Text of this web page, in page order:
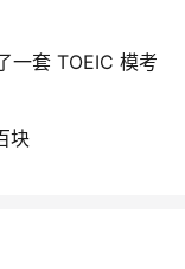
一套 TOEIC 模考
块